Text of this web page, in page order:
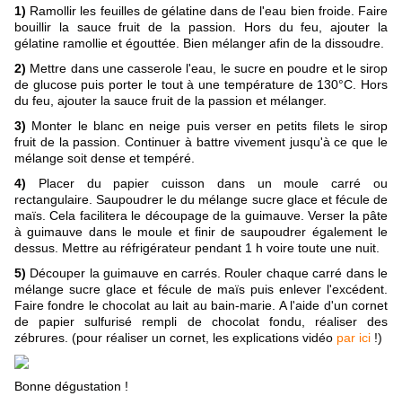
1) Ramollir les feuilles de gélatine dans de l'eau bien froide. Faire
bouillir la sauce fruit de la passion. Hors du feu, ajouter la
gélatine ramollie et égouttée. Bien mélanger afin de la dissoudre.
2) Mettre dans une casserole l'eau, le sucre en poudre et le sirop
de glucose puis porter le tout à une température de 130°C. Hors
du feu, ajouter la sauce fruit de la passion et mélanger.
3) Monter le blanc en neige puis verser en petits filets le sirop
fruit de la passion. Continuer à battre vivement jusqu'à ce que le
mélange soit dense et tempéré.
4) Placer du papier cuisson dans un moule carré ou
rectangulaire. Saupoudrer le du mélange sucre glace et fécule de
maïs. Cela facilitera le découpage de la guimauve. Verser la pâte
à guimauve dans le moule et finir de saupoudrer également le
dessus. Mettre au réfrigérateur pendant 1 h voire toute une nuit.
5) Découper la guimauve en carrés. Rouler chaque carré dans le
mélange sucre glace et fécule de maïs puis enlever l'excédent.
Faire fondre le chocolat au lait au bain-marie. A l'aide d'un cornet
de papier sulfurisé rempli de chocolat fondu, réaliser des
zébrures. (pour réaliser un cornet, les explications vidéo par ici !)
Bonne dégustation !